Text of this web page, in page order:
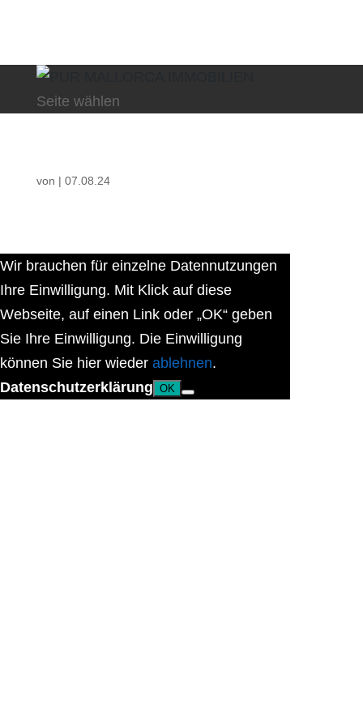
Seite wählen
von | 07.08.24
Wir brauchen für einzelne Datennutzungen
Ihre Einwilligung. Mit Klick auf diese
Webseite, auf einen Link oder „OK“ geben
Sie Ihre Einwilligung. Die Einwilligung
können Sie hier wieder ablehnen.
Datenschutzerklärung OK